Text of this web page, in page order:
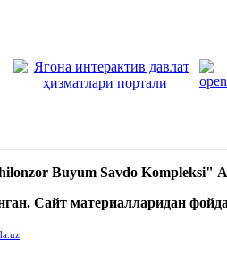
Buyum Savdo Kompleksi"
Сайт материалларидан